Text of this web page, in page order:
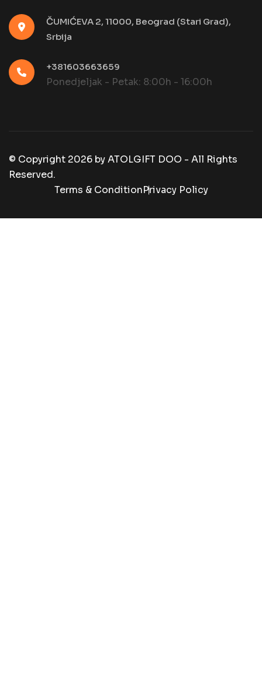
ČUMIĆEVA 2, 11000, Beograd (Stari Grad),
Srbija
+381603663659
Ponedjeljak - Petak: 8:00h - 16:00h
© Copyright 2026 byATOLGIFT DOO - All Rights
Reserved.
Terms & ConditionPrivacy Policy